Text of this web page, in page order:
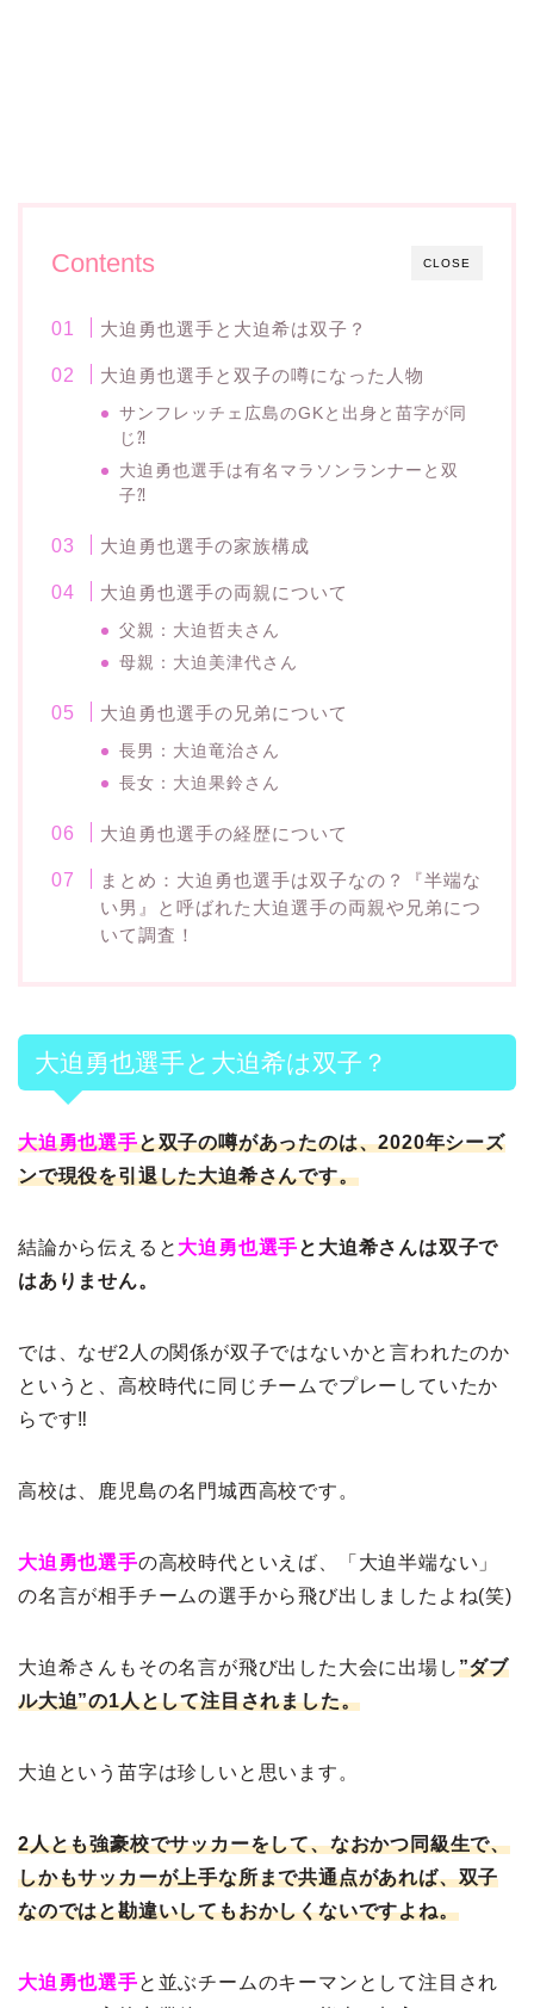
CLOSE
Contents
大迫勇也選手と大迫希は双子？
大迫勇也選手と双子の噂になった人物
サンフレッチェ広島のGKと出身と苗字が同
じ⁈
大迫勇也選手は有名マラソンランナーと双
子⁈
大迫勇也選手の家族構成
大迫勇也選手の両親について
父親：大迫哲夫さん
母親：大迫美津代さん
大迫勇也選手の兄弟について
長男：大迫竜治さん
長女：大迫果鈴さん
大迫勇也選手の経歴について
まとめ：大迫勇也選手は双子なの？『半端な
い男』と呼ばれた大迫選手の両親や兄弟につ
いて調査！
大迫勇也選手と大迫希は双子？
大迫勇也選手と双子の噂があったのは、2020年シーズ
ンで現役を引退した大迫希さんです。
結論から伝えると 大迫勇也選手と大迫希さんは双子で
はありません。
では、なぜ2人の関係が双子ではないかと言われたのか
というと、高校時代に同じチームでプレーしていたか
らです‼
高校は、鹿児島の名門城西高校です。
大迫勇也選手の高校時代といえば、「大迫半端ない」
の名言が相手チームの選手から飛び出しましたよね(笑)
大迫希さんもその名言が飛び出した大会に出場し”ダブ
ル大迫”の1人として注目されました。
大迫という苗字は珍しいと思います。
2人とも強豪校でサッカーをして、なおかつ同級生で、
しかもサッカーが上手な所まで共通点があれば、双子
なのではと勘違いしてもおかしくないですよね。
大迫勇也選手と並ぶチームのキーマンとして注目され